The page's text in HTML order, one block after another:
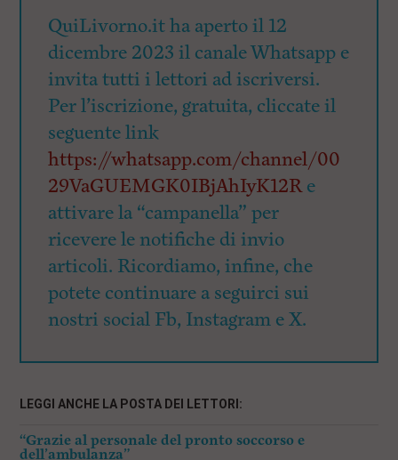
QuiLivorno.it ha aperto il 12
dicembre 2023 il canale Whatsapp e
invita tutti i lettori ad iscriversi.
Per l’iscrizione, gratuita, cliccate il
seguente link
https://whatsapp.com/channel/00
29VaGUEMGK0IBjAhIyK12Re
attivare la “campanella” per
ricevere le notifiche di invio
articoli. Ricordiamo, infine, che
potete continuare a seguirci sui
nostri social Fb, Instagram e X.
LEGGI ANCHE LA POSTA DEI LETTORI:
“Grazie al personale del pronto soccorso e
dell’ambulanza”